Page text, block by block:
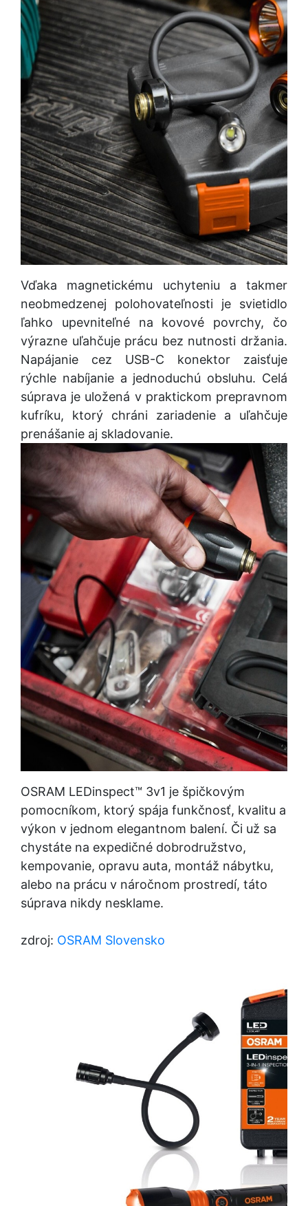
Vďaka magnetickému uchyteniu a takmer
neobmedzenej polohovateľnosti je svietidlo
ľahko upevniteľné na kovové povrchy, čo
výrazne uľahčuje prácu bez nutnosti držania.
Napájanie cez USB-C konektor zaisťuje
rýchle nabíjanie a jednoduchú obsluhu. Celá
súprava je uložená v praktickom prepravnom
kufríku, ktorý chráni zariadenie a uľahčuje
prenášanie aj skladovanie.
OSRAM LEDinspect™ 3v1 je špičkovým
pomocníkom, ktorý spája funkčnosť, kvalitu a
výkon v jednom elegantnom balení. Či už sa
chystáte na expedičné dobrodružstvo,
kempovanie, opravu auta, montáž nábytku,
alebo na prácu v náročnom prostredí, táto
súprava nikdy nesklame.
zdroj: OSRAM Slovensko